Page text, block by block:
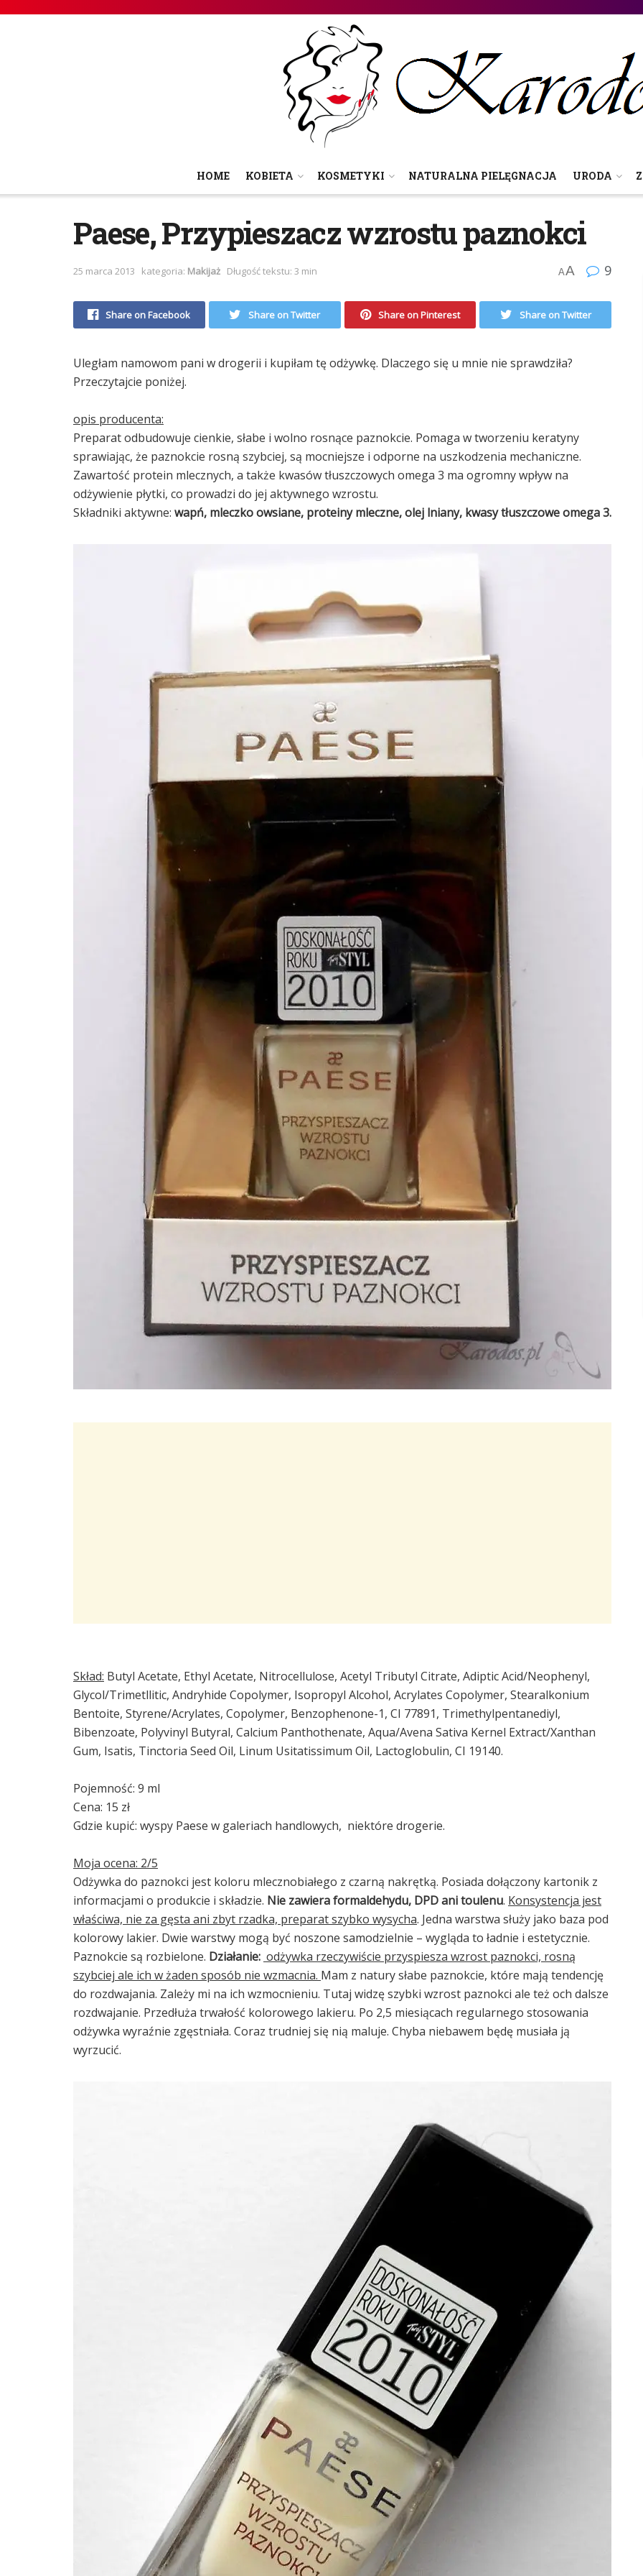
HOME KOBIETA KOSMETYKI NATURALNA PIELĘGNACJA URODA
Paese, Przypieszacz wzrostu paznokci
25 marca 2013 kategoria: Makijaż Długość tekstu: 3 min AA 9
Share on Facebook Share on Twitter Share on Pinterest Share on Twitter
Uległam namowom pani w drogerii i kupiłam tę odżywkę. Dlaczego się u mnie nie sprawdziła?
Przeczytajcie poniżej.
opis producenta:
Preparat odbudowuje cienkie, słabe i wolno rosnące paznokcie. Pomaga w tworzeniu keratyny
sprawiając, że paznokcie rosną szybciej, są mocniejsze i odporne na uszkodzenia mechaniczne.
Zawartość protein mlecznych, a także kwasów tłuszczowych omega 3 ma ogromny wpływ na
odżywienie płytki, co prowadzi do jej aktywnego wzrostu.
Składniki aktywne: wapń, mleczko owsiane, proteiny mleczne, olej lniany, kwasy tłuszczowe omega 3.
Skład: Butyl Acetate, Ethyl Acetate, Nitrocellulose, Acetyl Tributyl Citrate, Adiptic Acid/Neophenyl,
Glycol/Trimetllitic, Andryhide Copolymer, Isopropyl Alcohol, Acrylates Copolymer, Stearalkonium
Bentoite, Styrene/Acrylates, Copolymer, Benzophenone-1, CI 77891, Trimethylpentanediyl,
Bibenzoate, Polyvinyl Butyral, Calcium Panthothenate, Aqua/Avena Sativa Kernel Extract/Xanthan
Gum, Isatis, Tinctoria Seed Oil, Linum Usitatissimum Oil, Lactoglobulin, CI 19140.
Pojemność: 9 ml
Cena: 15 zł
Gdzie kupić: wyspy Paese w galeriach handlowych, niektóre drogerie.
Moja ocena: 2/5
Odżywka do paznokci jest koloru mlecznobiałego z czarną nakrętką. Posiada dołączony kartonik z
informacjami o produkcie i składzie. Nie zawiera formaldehydu, DPD ani toulenu. Konsystencja jest
właściwa, nie za gęsta ani zbyt rzadka, preparat szybko wysycha. Jedna warstwa służy jako baza pod
kolorowy lakier. Dwie warstwy mogą być noszone samodzielnie – wygląda to ładnie i estetycznie.
Paznokcie są rozbielone. Działanie: odżywka rzeczywiście przyspiesza wzrost paznokci, rosną
szybciej ale ich w żaden sposób nie wzmacnia. Mam z natury słabe paznokcie, które mają tendencję
do rozdwajania. Zależy mi na ich wzmocnieniu. Tutaj widzę szybki wzrost paznokci ale też och dalsze
rozdwajanie. Przedłuża trwałość kolorowego lakieru. Po 2,5 miesiącach regularnego stosowania
odżywka wyraźnie zgęstniała. Coraz trudniej się nią maluje. Chyba niebawem będę musiała ją
wyrzucić.